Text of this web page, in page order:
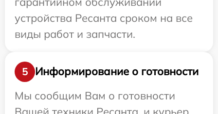
устройства Ресанта сроком на все
виды работ и запчасти.
5
Информирование о готовности
Мы сообщим Вам о готовности